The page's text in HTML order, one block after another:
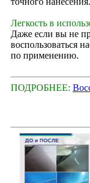
Легкость в
Даже если вы не
воспользоваться
по применению.
ПОДРОБНЕЕ: